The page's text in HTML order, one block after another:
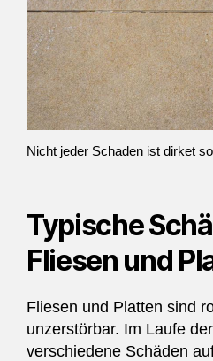
Nicht jeder Schaden ist dirket
Typische
Fliesen und
Fliesen und Platten sind
unzerstörbar. Im Laufe
verschiedene Schäden